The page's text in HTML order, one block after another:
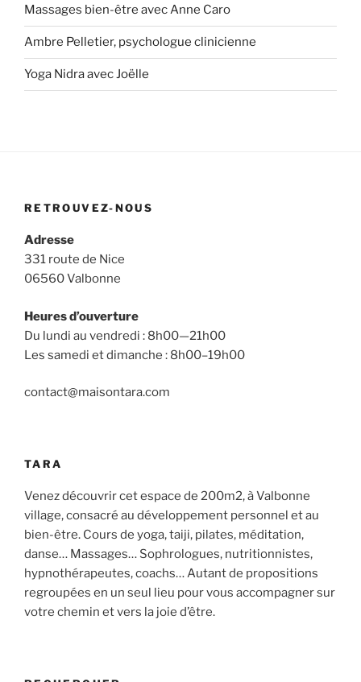
Massages bien-être avec Anne Caro
Ambre Pelletier, psychologue clinicienne
Yoga Nidra avec Joëlle
RETROUVEZ-NOUS
Adresse
331 route de Nice
06560 Valbonne
Heures d’ouverture
Du lundi au vendredi : 8h00—21h00
Les samedi et dimanche : 8h00–19h00
contact@maisontara.com
TARA
Venez découvrir cet espace de 200m2, à Valbonne
village, consacré au développement personnel et au
bien-être. Cours de yoga, taiji, pilates, méditation,
danse… Massages… Sophrologues, nutritionnistes,
hypnothérapeutes, coachs… Autant de propositions
regroupées en un seul lieu pour vous accompagner sur
votre chemin et vers la joie d’être.